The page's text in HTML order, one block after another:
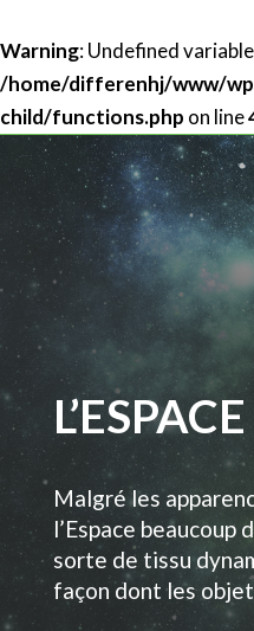
Warning: Undefined
/home/differenhj/www/
child/functions.php on line
L’ESPACE
Malgré les
l’Espace beaucoup
sorte de tissu
façon dont les